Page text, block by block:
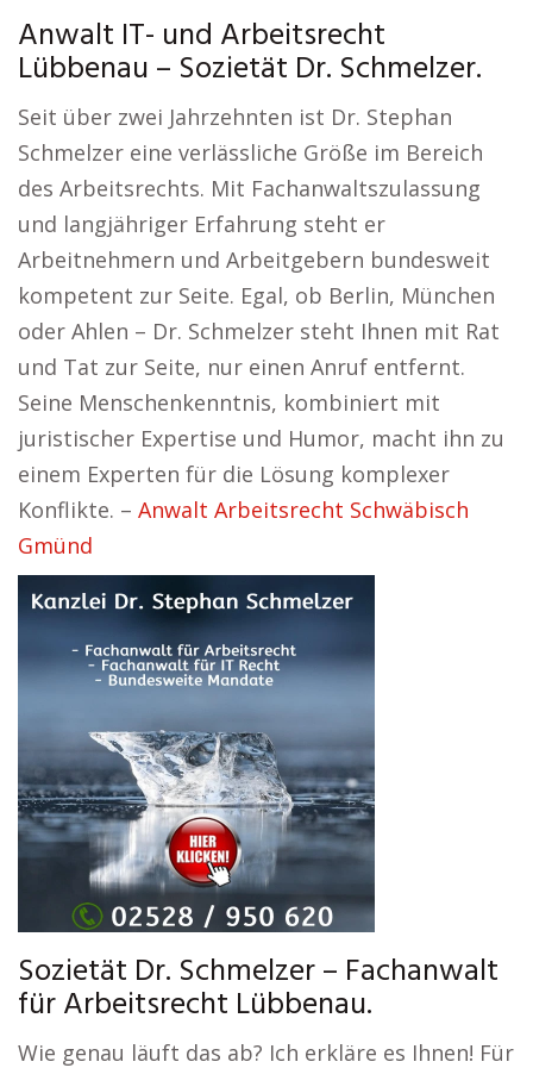
Anwalt IT- und Arbeitsrecht
Lübbenau – Sozietät Dr. Schmelzer.
Seit über zwei Jahrzehnten ist Dr. Stephan
Schmelzer eine verlässliche Größe im Bereich
des Arbeitsrechts. Mit Fachanwaltszulassung
und langjähriger Erfahrung steht er
Arbeitnehmern und Arbeitgebern bundesweit
kompetent zur Seite. Egal, ob Berlin, München
oder Ahlen – Dr. Schmelzer steht Ihnen mit Rat
und Tat zur Seite, nur einen Anruf entfernt.
Seine Menschenkenntnis, kombiniert mit
juristischer Expertise und Humor, macht ihn zu
einem Experten für die Lösung komplexer
Konflikte. – Anwalt Arbeitsrecht Schwäbisch
Gmünd
Sozietät Dr. Schmelzer – Fachanwalt
für Arbeitsrecht Lübbenau.
Wie genau läuft das ab? Ich erkläre es Ihnen! Für